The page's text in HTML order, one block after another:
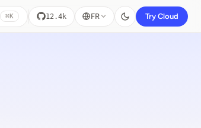
⌘K 12.4k FR Try Cloud